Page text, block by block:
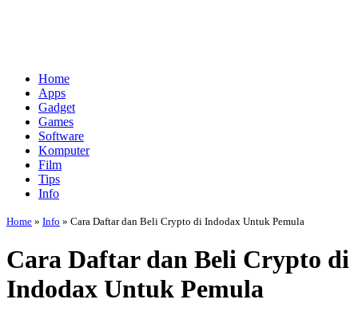
Home
Apps
Gadget
Games
Software
Komputer
Film
Tips
Info
Home » Info » Cara Daftar dan Beli Crypto di Indodax Untuk Pemula
Cara Daftar dan Beli Crypto di
Indodax Untuk Pemula